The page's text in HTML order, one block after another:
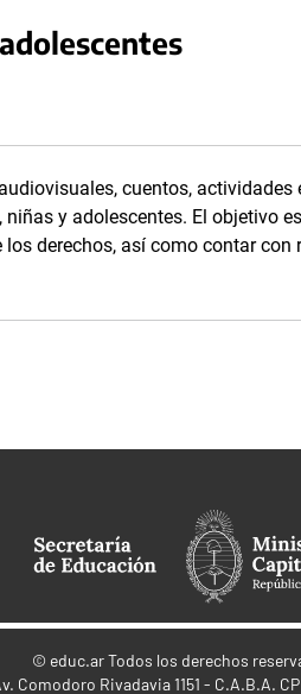
cuentos, actividades
y adolescentes. El objetivo
derechos, así como contar con
© educ.arTodos los derechos
Comodoro Rivadavia 1151 - C.A.B.A.